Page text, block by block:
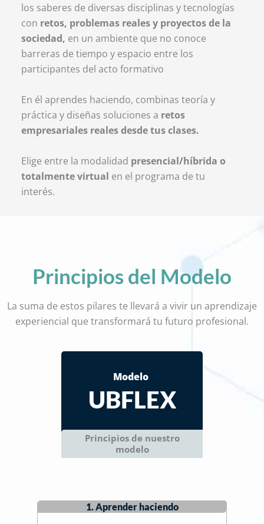
los saberes de diversas disciplinas y tecnologías
con retos, problemas reales y proyectos de la
sociedad, en un ambiente que no conoce
barreras de tiempo y espacio entre los
participantes del acto formativo
En él aprendes haciendo, combinas teoría y
práctica y diseñas soluciones a retos
empresariales reales desde tus clases.
Elige entre la modalidad presencial/híbrida o
totalmente virtual en el programa de tu
interés.
Principios del Modelo
La suma de estos pilares te llevará a vivir un aprendizaje
experiencial que transformará tu futuro profesional.
Modelo​
UBFLEX
Principios de nuestro
modelo
1. Aprender haciendo